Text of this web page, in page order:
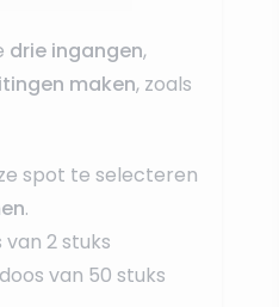
drie ingangen,
maken, zoals
spot te selecteren
.
van 2 stuks
van 50 stuks